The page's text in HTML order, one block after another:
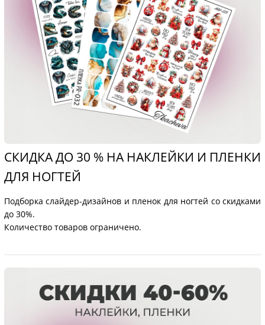
СКИДКА ДО 30 % НА НАКЛЕЙКИ И ПЛЕНКИ
ДЛЯ НОГТЕЙ
Подборка слайдер-дизайнов и пленок для ногтей со скидками
до 30%.
Количество товаров ограничено.